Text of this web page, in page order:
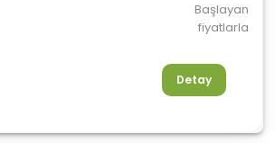
Başlayan
fiyatlarla
Detay